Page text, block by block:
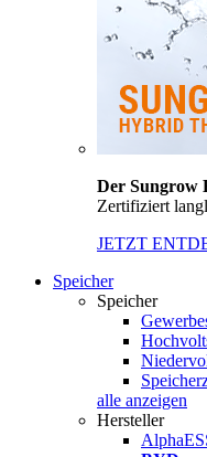
Der Sungrow
Zertifiziert
JETZT
Speicher
Speicher
alle anzeigen
Hersteller